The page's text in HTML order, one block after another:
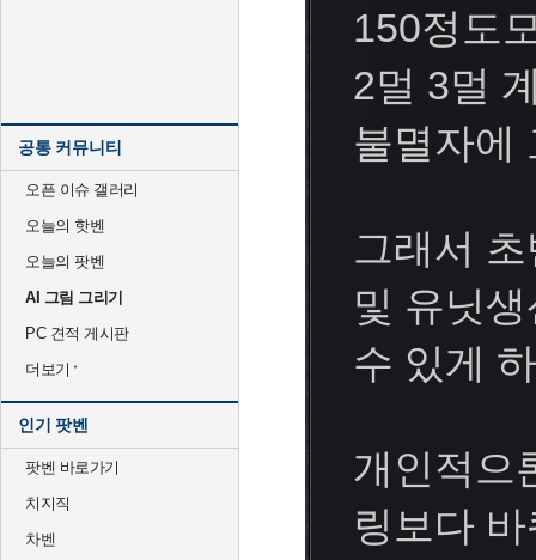
공통 커뮤니티
오픈 이슈 갤러리
오늘의 핫벤
오늘의 팟벤
AI 그림 그리기
PC 견적 게시판
더보기
인기 팟벤
팟벤 바로가기
치지직
차벤
150정도
2멀 3멀
불멸자에
그래서
및 유닛
수 있게
개인적으
링보다